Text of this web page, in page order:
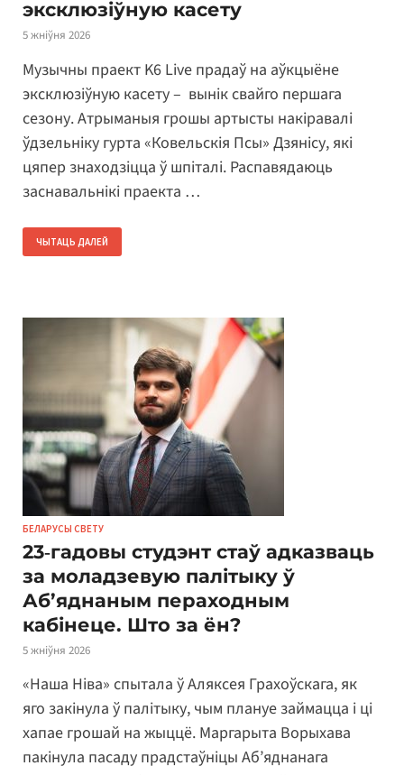
эксклюзіўную касету
5 жніўня 2026
Музычны праект K6 Live прадаў на аўкцыёне
эксклюзіўную касету – вынік свайго першага
сезону. Атрыманыя грошы артысты накіравалі
ўдзельніку гурта «Ковельскія Псы» Дзянісу, які
цяпер знаходзіцца ў шпіталі. Распавядаюць
заснавальнікі праекта …
ЧЫТАЦЬ ДАЛЕЙ
БЕЛАРУСЫ СВЕТУ
23‑гадовы студэнт стаў адказваць
за моладзевую палітыку ў
Аб’яднаным пераходным
кабінеце. Што за ён?
5 жніўня 2026
«Наша Ніва» спытала ў Аляксея Грахоўскага, як
яго закінула ў палітыку, чым плануе займацца і ці
хапае грошай на жыццё. Маргарыта Ворыхава
пакінула пасаду прадстаўніцы Аб’яднанага